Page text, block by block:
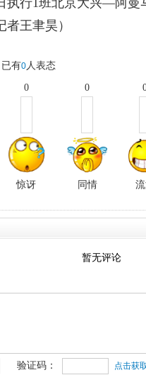
执行1班北京大兴—阿
王聿昊）
有0人表态
0
惊讶
0
同情
暂无评论
验证码： 点击获